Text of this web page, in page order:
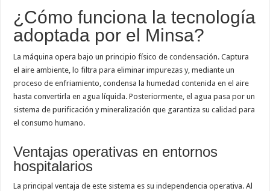
¿Cómo funciona la tecnología
adoptada por el Minsa?
La máquina opera bajo un principio físico de condensación. Captura
el aire ambiente, lo filtra para eliminar impurezas y, mediante un
proceso de enfriamiento, condensa la humedad contenida en el aire
hasta convertirla en agua líquida. Posteriormente, el agua pasa por un
sistema de purificación y mineralización que garantiza su calidad para
el consumo humano.
Ventajas operativas en entornos
hospitalarios
La principal ventaja de este sistema es su independencia operativa. Al